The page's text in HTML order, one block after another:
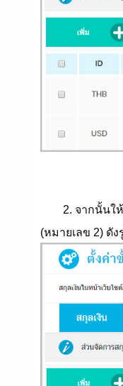
2. จากนั้นให้คุ
(หมายเลข 2) ดัง